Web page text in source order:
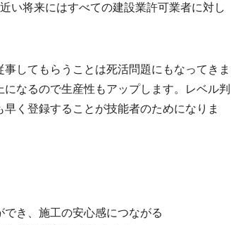
い将来にはすべての建設業許可業者に対し
してもらうことは死活問題にもなってきま
なるので生産性もアップします。レベル判
早く登録することが技能者のためになりま
き、施工の安心感につながる